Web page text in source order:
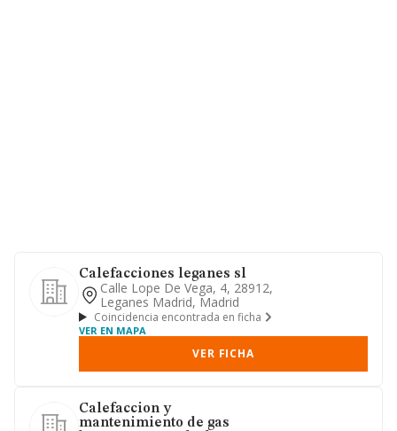
Calefacciones leganes sl
Calle Lope De Vega, 4, 28912,
Leganes Madrid, Madrid
Coincidencia encontrada en ficha
VER EN MAPA
VER FICHA
Calefaccion y
mantenimiento de gas